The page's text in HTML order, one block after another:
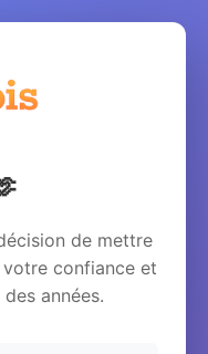
de mettre
confiance et
années.